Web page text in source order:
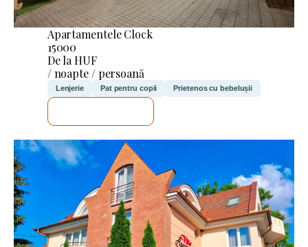
Apartamentele Clock
15000
De la HUF
/ noapte / persoană
Lenjerie Pat pentru copii Prietenos cu bebelușii